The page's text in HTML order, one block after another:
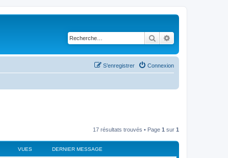
Rechercher
Connexion
S’enregistrer
17 résultats trouvés • Page 1 sur 1
VUES DERNIER MESSAGE